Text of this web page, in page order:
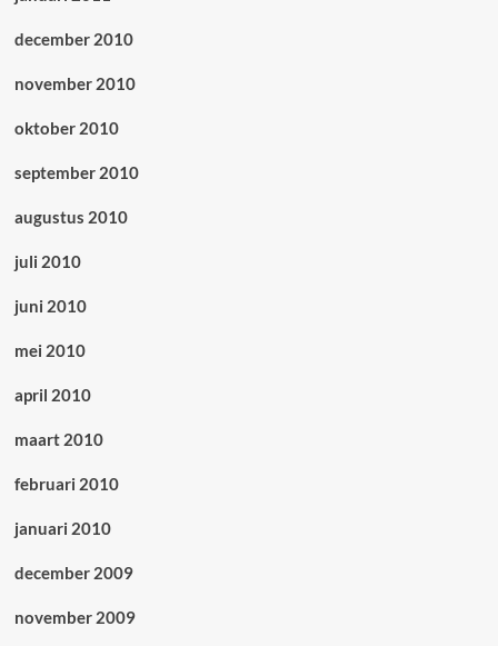
december 2010
november 2010
oktober 2010
september 2010
augustus 2010
juli 2010
juni 2010
mei 2010
april 2010
maart 2010
februari 2010
januari 2010
december 2009
november 2009